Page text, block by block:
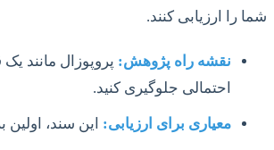
شما را ارزیابی کنند.
نقشه راه پژوهش: پروپوزال مانند
احتمالی جلوگیری کنید.
معیاری برای ارزیابی: این سند،